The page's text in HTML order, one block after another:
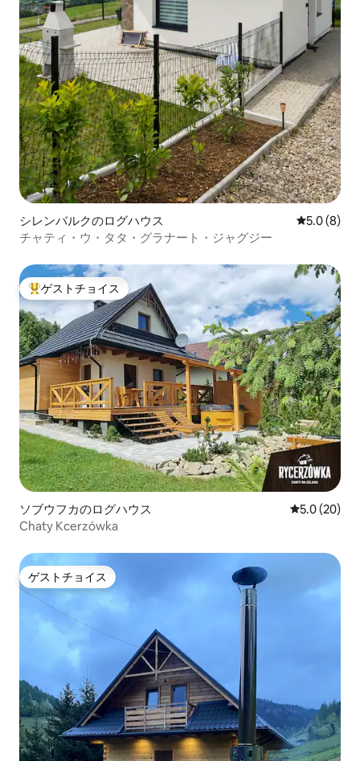
シレンバルクのログハウス レビュー8
5.0 (8)
チャティ・ウ・タタ・グラナート・ジャグジー
大好評のゲストチョイスです。
ゲストチョイス
ソブウフカのログハウス レビュー20
5.0 (20)
Chaty Kcerzówka
ゲストチョイス
ゲストチョイス